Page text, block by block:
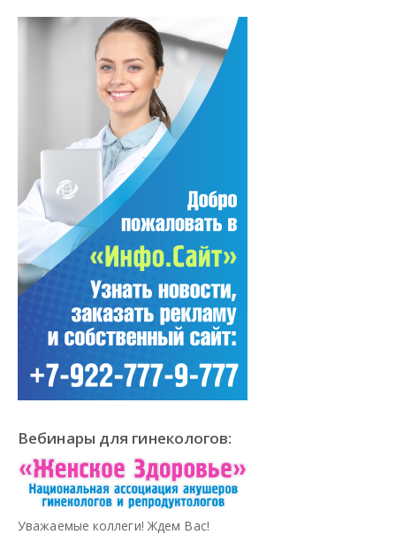
Вебинары для гинекологов:
Уважаемые коллеги! Ждем Вас!